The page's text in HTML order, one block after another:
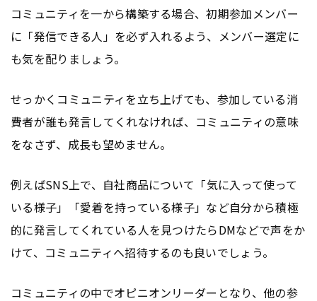
コミュニティを一から構築する場合、初期参加メンバー
に「発信できる人」を必ず入れるよう、メンバー選定に
も気を配りましょう。
せっかくコミュニティを立ち上げても、参加している消
費者が誰も発言してくれなければ、コミュニティの意味
をなさず、成長も望めません。
例えばSNS上で、自社商品について「気に入って使って
いる様子」「愛着を持っている様子」など自分から積極
的に発言してくれている人を見つけたらDMなどで声をか
けて、コミュニティへ招待するのも良いでしょう。
コミュニティの中でオピニオンリーダーとなり、他の参